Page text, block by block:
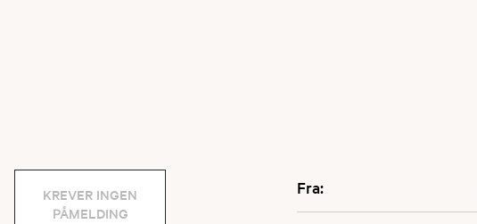
Fra:
KREVER INGEN
PÅMELDING